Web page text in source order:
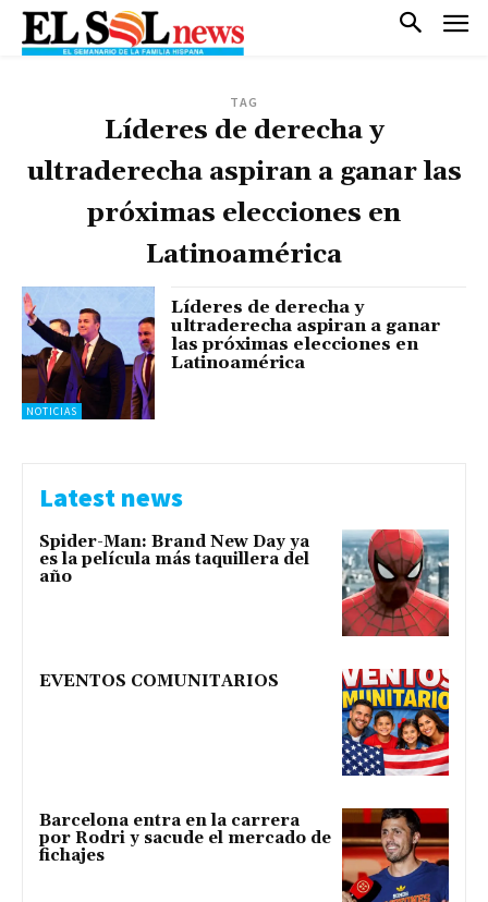
TAG
Líderes de derecha y
ultraderecha aspiran a ganar las
próximas elecciones en
Latinoamérica
NOTICIAS
Líderes de derecha y
ultraderecha aspiran a ganar
las próximas elecciones en
Latinoamérica
Latest news
Spider-Man: Brand New Day ya
es la película más taquillera del
año
EVENTOS COMUNITARIOS
Barcelona entra en la carrera
por Rodri y sacude el mercado de
fichajes